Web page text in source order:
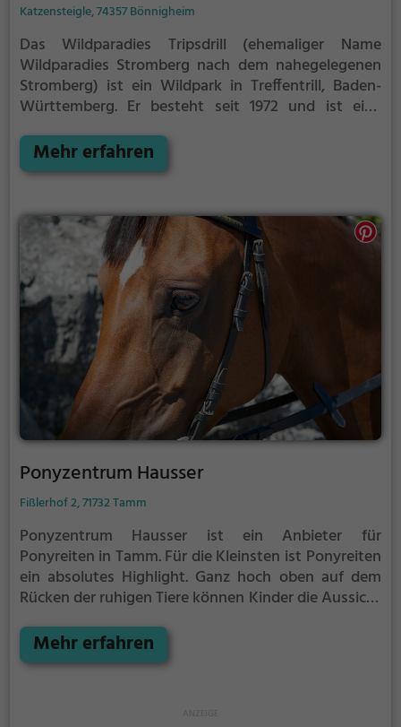
Katzensteigle, 74357 Bönnigheim
Das Wildparadies Tripsdrill (ehemaliger Name
Wildparadies Stromberg nach dem nahegelegenen
Stromberg) ist ein Wildpark in Treffentrill, Baden-
Württemberg. Er besteht seit 1972 und ist eine
Erlebnispark Tripsdrill entstanden ist.
Mehr erfahren
Ponyzentrum Hausser
Fißlerhof 2, 71732 Tamm
Ponyzentrum Hausser ist ein Anbieter für
Ponyreiten in Tamm.Für die Kleinsten ist Ponyreiten
ein absolutes Highlight. Ganz hoch oben auf dem
Rücken der ruhigen Tiere können Kinder die Aussicht
Tamm reiten.
Mehr erfahren